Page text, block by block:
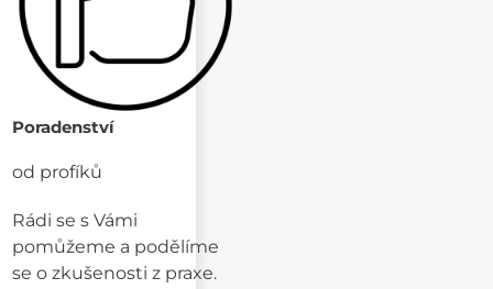
Poradenství
od profíků
Rádi se s Vámi
pomůžeme a podělíme
se o zkušenosti z praxe.